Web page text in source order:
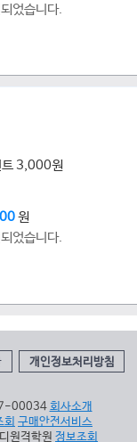
었습니다.
트 3,000원
원
었습니다.
개인정보처리방침
00034 회사소개
회 구매안전서비스
원격학원 정보조회